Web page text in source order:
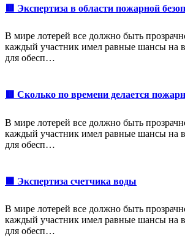
🟥 Экспертиза в области пожарной
В мире лотерей все должно быть
каждый участник имел равные шансы на
для обесп…
🟥 Сколько по времени делается
В мире лотерей все должно быть
каждый участник имел равные шансы на
для обесп…
🟩 Экспертиза счетчика воды
В мире лотерей все должно быть
каждый участник имел равные шансы на
для обесп…